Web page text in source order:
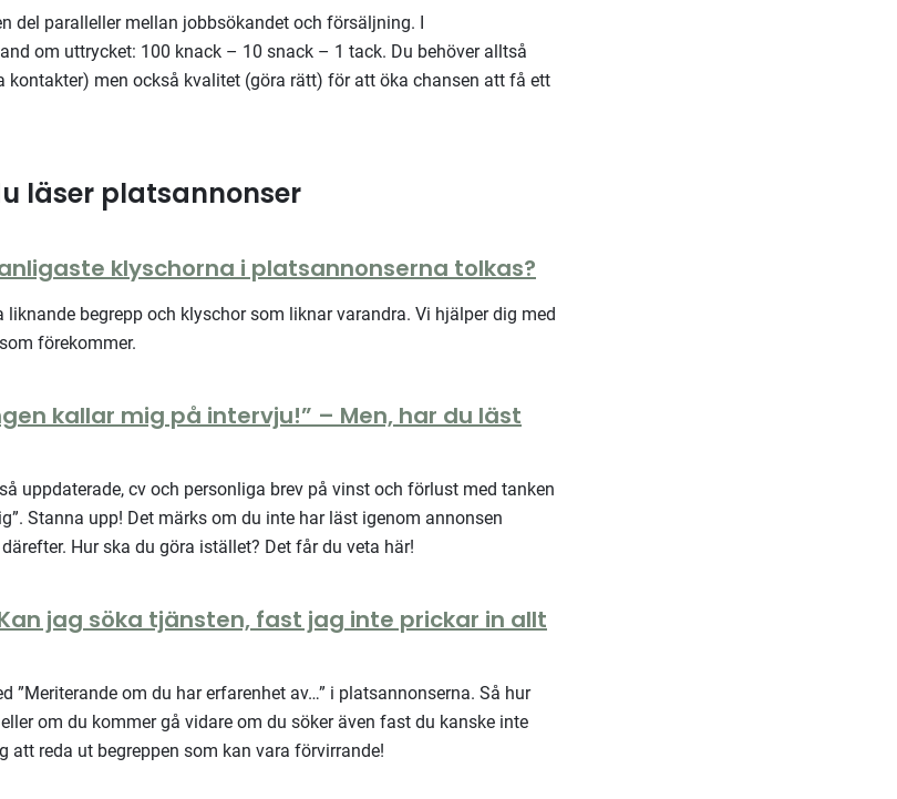
del paralleller mellan jobbsökandet och försäljning. I
om uttrycket: 100 knack – 10 snack – 1 tack. Du behöver alltså
kontakter) men också kvalitet (göra rätt) för att öka chansen att få ett
läser platsannonser
klyschorna i platsannonserna tolkas?
begrepp och klyschor som liknar varandra. Vi hjälper dig med
förekommer.
kallar mig på intervju!” – Men, har du läst
uppdaterade, cv och personliga brev på vinst och förlust med tanken
Stanna upp! Det märks om du inte har läst igenom annonsen
Hur ska du göra istället? Det får du veta här!
jag söka tjänsten, fast jag inte prickar in allt
”Meriterande om du har erfarenhet av…” i platsannonserna. Så hur
om du kommer gå vidare om du söker även fast du kanske inte
att reda ut begreppen som kan vara förvirrande!